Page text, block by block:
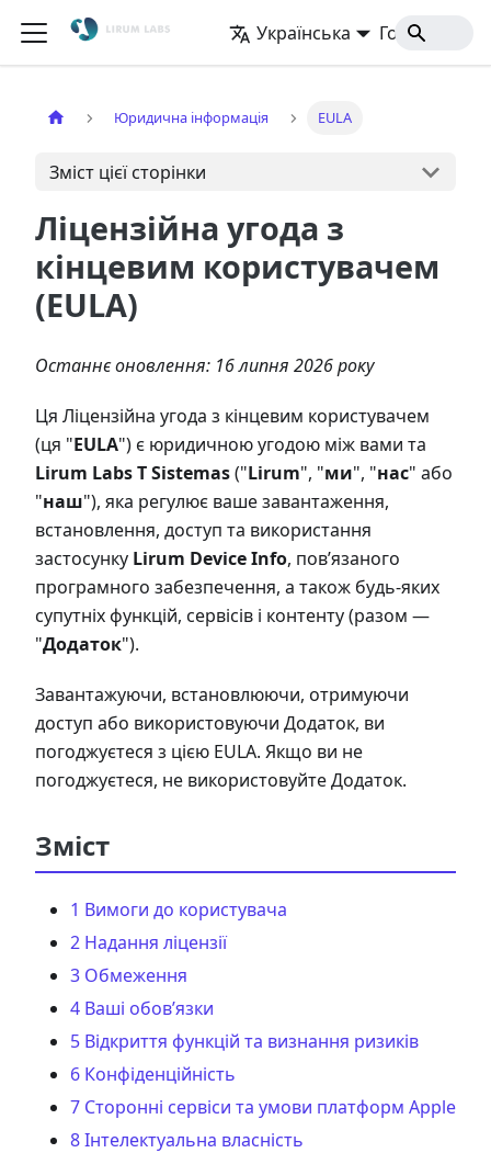
Українська Головна
Юридична інформація EULA
Зміст цієї сторінки
Ліцензійна угода з
кінцевим користувачем
(EULA)
Останнє оновлення: 16 липня 2026 року
Ця Ліцензійна угода з кінцевим користувачем
(ця "EULA") є юридичною угодою між вами та
Lirum Labs T Sistemas("Lirum", "ми", "нас" або
"наш"), яка регулює ваше завантаження,
встановлення, доступ та використання
застосунку Lirum Device Info, пов’язаного
програмного забезпечення, а також будь-яких
супутніх функцій, сервісів і контенту (разом —
"Додаток").
Завантажуючи, встановлюючи, отримуючи
доступ або використовуючи Додаток, ви
погоджуєтеся з цією EULA. Якщо ви не
погоджуєтеся, не використовуйте Додаток.
Зміст
1 Вимоги до користувача
2 Надання ліцензії
3 Обмеження
4 Ваші обов’язки
5 Відкриття функцій та визнання ризиків
6 Конфіденційність
7 Сторонні сервіси та умови платформ Apple
8 Інтелектуальна власність